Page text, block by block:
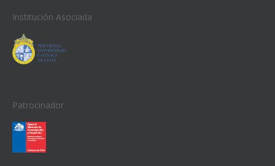
Institución Asociada
Patrocinador